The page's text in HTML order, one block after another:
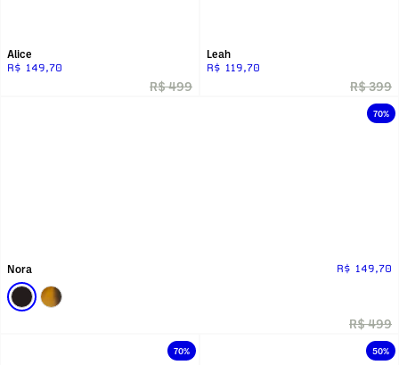
Alice
R$ 149,70
R$ 499
Leah
R$ 119,70
R$ 399
70%
Nora R$ 149,70
R$ 499
70% 50%